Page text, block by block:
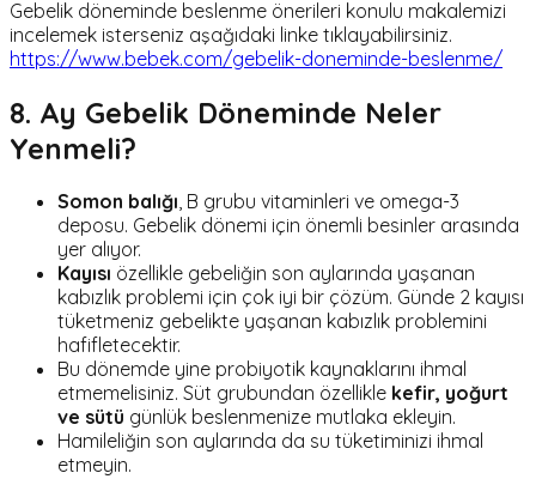
Gebelik döneminde beslenme önerileri konulu makalemizi
incelemek isterseniz aşağıdaki linke tıklayabilirsiniz.
https://www.bebek.com/gebelik-doneminde-beslenme/
8. Ay Gebelik Döneminde Neler
Yenmeli?
Somon balığı, B grubu vitaminleri ve omega-3
deposu. Gebelik dönemi için önemli besinler arasında
yer alıyor.
Kayısı özellikle gebeliğin son aylarında yaşanan
kabızlık problemi için çok iyi bir çözüm. Günde 2 kayısı
tüketmeniz gebelikte yaşanan kabızlık problemini
hafifletecektir.
Bu dönemde yine probiyotik kaynaklarını ihmal
etmemelisiniz. Süt grubundan özellikle kefir, yoğurt
ve sütü günlük beslenmenize mutlaka ekleyin.
Hamileliğin son aylarında da su tüketiminizi ihmal
etmeyin.